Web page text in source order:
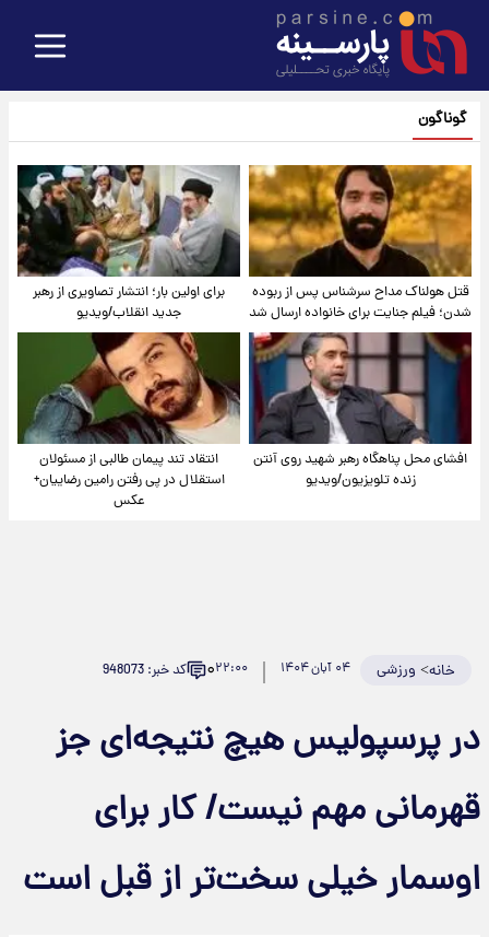
گوناگون
قتل هولناک مداح سرشناس پس از ربوده
شدن؛ فیلم جنایت برای خانواده ارسال شد
برای اولین بار؛ انتشار تصاویری از رهبر
جدید انقلاب/ویدیو
افشای محل پناهگاه‌ رهبر شهید روی آنتن
زنده تلویزیون/ویدیو
انتقاد تند پیمان طالبی از مسئولان
استقلال در پی رفتن رامین رضاییان+
عکس
خانه> ورزشی ۰۴ آبان ۱۴۰۴ ۲۲:۰۰۰ کد خبر: 948073
در پرسپولیس هیچ نتیجه‌ای جز
قهرمانی مهم نیست/ کار برای
اوسمار خیلی سخت‌تر از قبل است